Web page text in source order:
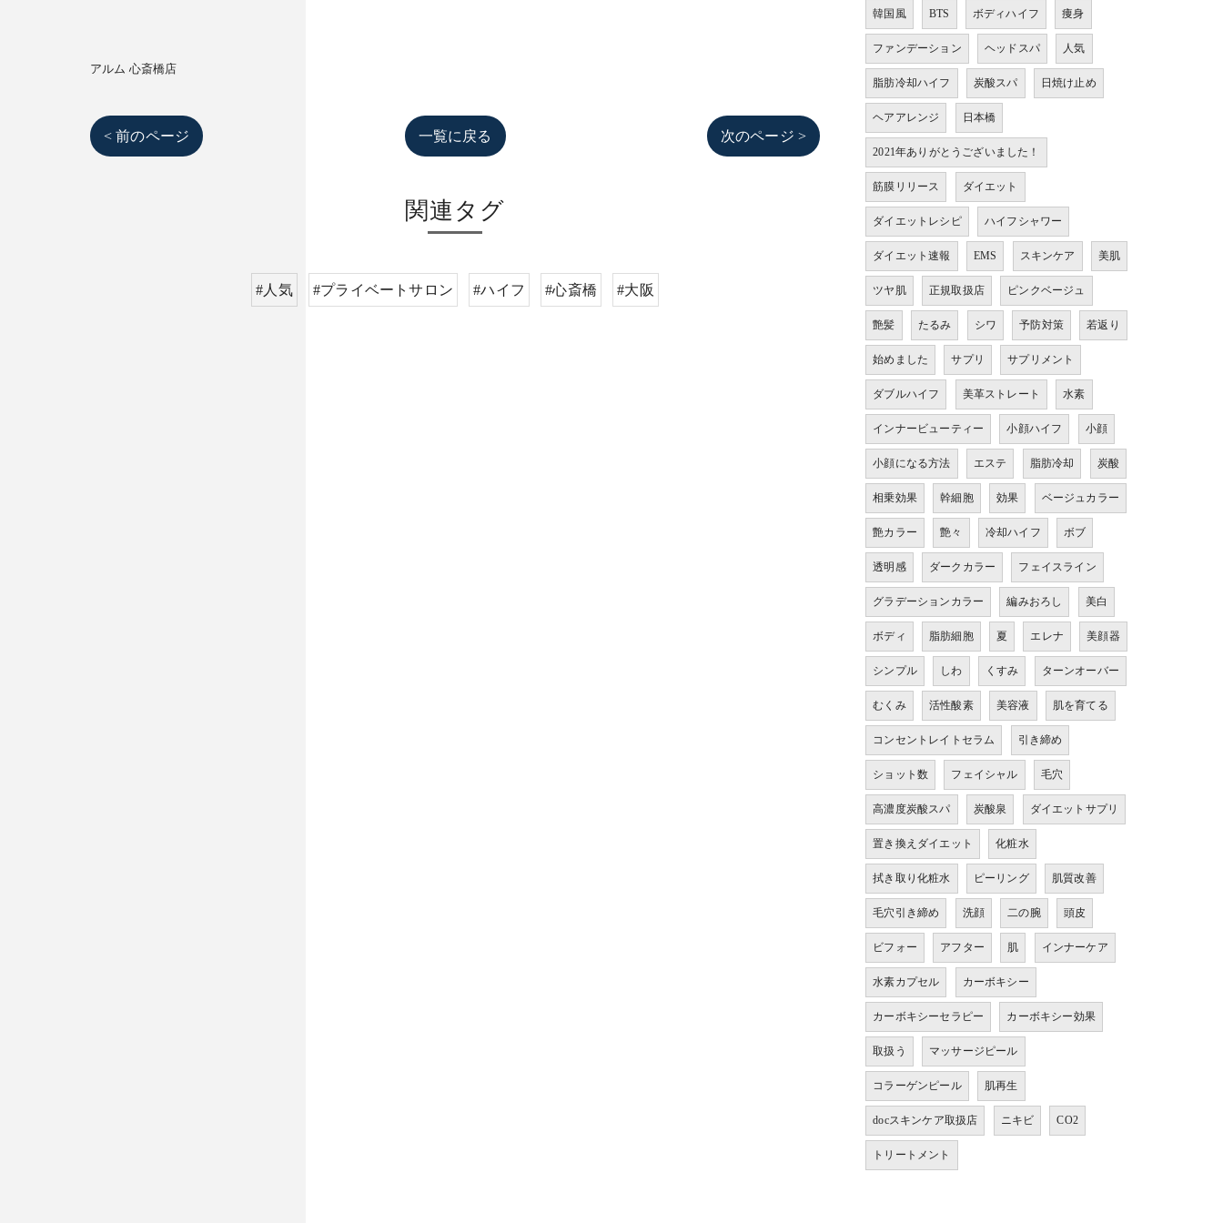
アルム 心斎橋店
< 前のページ 一覧に戻る 次のページ >
関連タグ
#人気 #プライベートサロン #ハイフ #心斎橋 #大阪
韓国風 BTS ボディハイフ 痩身
ファンデーション ヘッドスパ 人気
脂肪冷却ハイフ 炭酸スパ 日焼け止め
ヘアアレンジ 日本橋
2021年ありがとうございました！
筋膜リリース ダイエット
ダイエットレシピ ハイフシャワー
ダイエット速報 EMS スキンケア 美肌
ツヤ肌 正規取扱店 ピンクベージュ
艶髪 たるみ シワ 予防対策 若返り
始めました サプリ サプリメント
ダブルハイフ 美革ストレート 水素
インナービューティー 小顔ハイフ 小顔
小顔になる方法 エステ 脂肪冷却 炭酸
相乗効果 幹細胞 効果 ベージュカラー
艶カラー 艶々 冷却ハイフ ボブ
透明感 ダークカラー フェイスライン
グラデーションカラー 編みおろし 美白
ボディ 脂肪細胞 夏 エレナ 美顔器
シンプル しわ くすみ ターンオーバー
むくみ 活性酸素 美容液 肌を育てる
コンセントレイトセラム 引き締め
ショット数 フェイシャル 毛穴
高濃度炭酸スパ 炭酸泉 ダイエットサプリ
置き換えダイエット 化粧水
拭き取り化粧水 ピーリング 肌質改善
毛穴引き締め 洗顔 二の腕 頭皮
ビフォー アフター 肌 インナーケア
水素カプセル カーボキシー
カーボキシーセラピー カーボキシー効果
取扱う マッサージピール
コラーゲンピール 肌再生
docスキンケア取扱店 ニキビ CO2
トリートメント